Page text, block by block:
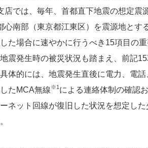
では、毎年、首都直下地震の想定震
心南部（東京都江東区）を震源地とす
た場合に速やかに行うべき15項目の
震発生時の被災状況も踏まえ、前記
体的には、地震発生直後に電力、電
たMCA無線※1 による連絡体制の確認
ネット回線が復旧した状況を想定し